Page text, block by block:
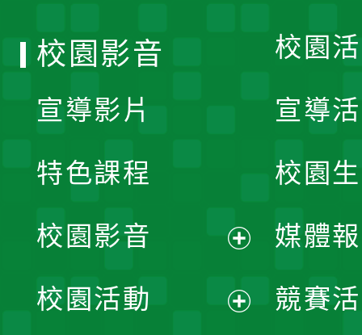
校園
宣導
校園
媒體
競賽
校園影音
宣導影片
特色課程
校園影音
開
校園活動